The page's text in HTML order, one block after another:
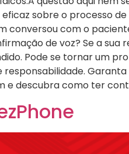
sobre o processo
conversou com o
de voz? Se a sua
Pode se tornar um
e descubra como ter